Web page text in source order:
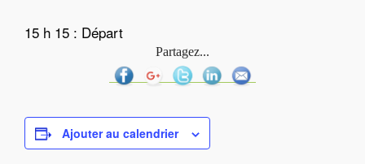
15 h 15 : Départ
Partagez...
Ajouter au calendrier